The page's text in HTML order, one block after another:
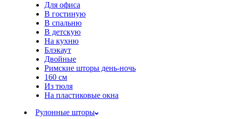
Для офиса
В гостиную
В спальню
В детскую
На кухню
Блэкаут
Двойные
Римские шторы день-ночь
160 см
Из тюля
На пластиковые окна
Рулонные шторы